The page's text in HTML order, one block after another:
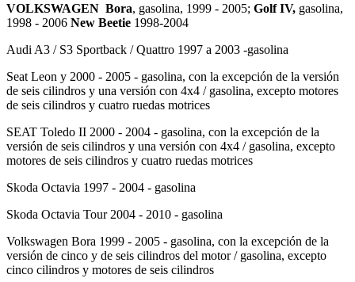
VOLKSWAGEN Bora, gasolina, 1999 - 2005; Golf IV, gasolina,
1998 - 2006 New Beetie 1998-2004
Audi A3 / S3 Sportback / Quattro 1997 a 2003 -gasolina
Seat Leon y 2000 - 2005 - gasolina, con la excepción de la versión
de seis cilindros y una versión con 4x4 / gasolina, excepto motores
de seis cilindros y cuatro ruedas motrices
SEAT Toledo II 2000 - 2004 - gasolina, con la excepción de la
versión de seis cilindros y una versión con 4x4 / gasolina, excepto
motores de seis cilindros y cuatro ruedas motrices
Skoda Octavia 1997 - 2004 - gasolina
Skoda Octavia Tour 2004 - 2010 - gasolina
Volkswagen Bora 1999 - 2005 - gasolina, con la excepción de la
versión de cinco y de seis cilindros del motor / gasolina, excepto
cinco cilindros y motores de seis cilindros